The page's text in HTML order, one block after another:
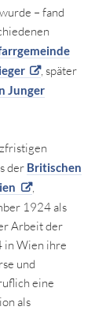
– fand
, später
Junger
der Britischen
,
1924 als
Arbeit der
in Wien ihre
und
eine
als